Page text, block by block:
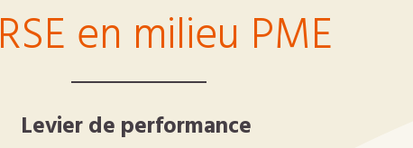
RSE en milieu PME
Levier de performance